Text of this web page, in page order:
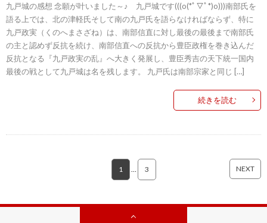
九戸城の感想 念願が叶いました～♪ 九戸城です(((o(*ﾟ▽ﾟ*)o)))南部氏を
語る上では、北の津軽氏そして南の九戸氏を語らなければならず、特に
九戸政実（くのへまさざね）は、南部信直に対し最後の最後まで南部氏
の主と認めず反抗を続け、南部信直への反抗から豊臣政権を巻き込んだ
反抗となる『九戸政実の乱』へ大きく発展し、豊臣秀吉の天下統一国内
最後の戦として九戸城は名を残します。 九戸氏は南部宗家と同じ […]
続きを読む
1 3 NEXT